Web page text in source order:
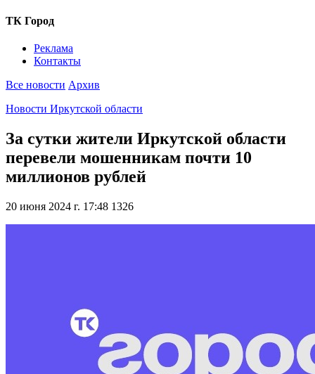
ТК Город
Реклама
Контакты
Все новости Архив
Новости Иркутской области
За сутки жители Иркутской области
перевели мошенникам почти 10
миллионов рублей
20 июня 2024 г. 17:48 1326